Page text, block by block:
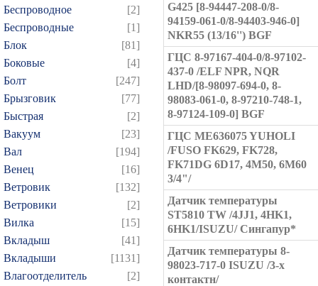
Беспроводное
[2]
Беспроводные
[1]
Блок
[81]
Боковые
[4]
Болт
[247]
Брызговик
[77]
Быстрая
[2]
Вакуум
[23]
Вал
[194]
Венец
[16]
Ветровик
[132]
Ветровики
[2]
Вилка
[15]
Вкладыш
[41]
Вкладыши
[1131]
Влагоотделитель
[2]
G425 [8-94447-208-0/8-
94159-061-0/8-94403-946-0]
NKR55 (13/16'') BGF
ГЦС 8-97167-404-0/8-97102-
437-0 /ELF NPR, NQR
LHD/[8-98097-694-0, 8-
98083-061-0, 8-97210-748-1,
8-97124-109-0] BGF
ГЦС ME636075 YUHOLI
/FUSO FK629, FK728,
FK71DG 6D17, 4M50, 6M60
3/4"/
Датчик температуры
ST5810 TW /4JJ1, 4HK1,
6HK1/ISUZU/ Сингапур*
Датчик температуры 8-
98023-717-0 ISUZU /3-х
контактн/